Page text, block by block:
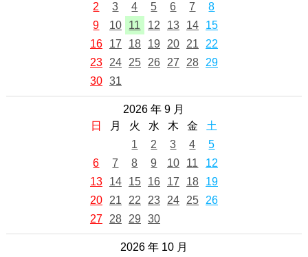
2
3 4 5 6 7
8
9
10 11 12 13 14
15
16
17 18 19 20 21
22
23
24 25 26 27 28
29
30 31
2026 年 9 月
日
月 火 水 木 金
土
1
2 3 4
5
6
7 8 9 10 11
12
13
14 15 16 17 18
19
20
21 22 23 24 25
26
27
28 29 30
2026 年 10 月